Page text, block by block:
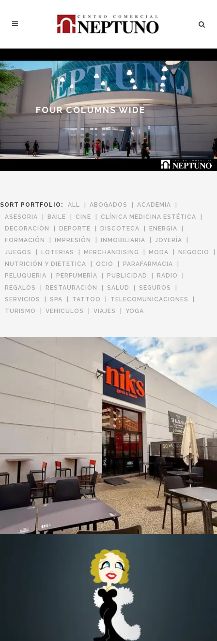
FOUR COLUMNS WIDE
SORT PORTFOLIO: ALL ABOGADOS
ACADEMIA
ASESORIA
BAILE CINE
CLÍNICA MEDICINA ESTÉTICA
DECORACIÓN
DEPORTE DISCOTECA
ENERGIA
FORMACIÓN
IMPRESIÓN INMOBILIARIA
JOYERÍA
JUEGOS
LOTERIAS MERCHANDISING MODA
NEGOCIO
NUTRICIÓN Y DIETETICA
OCIO
PARAFARMACIA
PELUQUERIA
PERFUMERÍA PUBLICIDAD
RADIO
REGALOS
RESTAURACIÓN SALUD
SEGUROS
SERVICIOS
SPA TATTOO
TELECOMUNICACIONES
TURISMO
VEHICULOS VIAJES YOGA